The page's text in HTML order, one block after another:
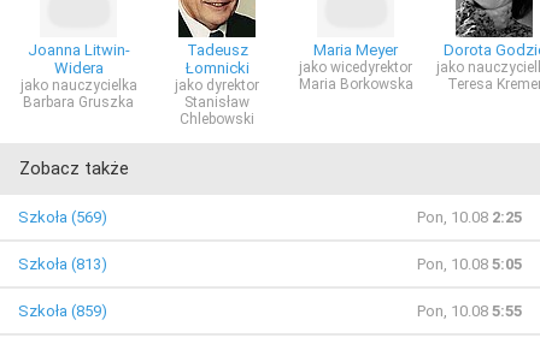
Joanna Litwin-
Widera
jako nauczycielka
Barbara Gruszka
Tadeusz
Łomnicki
jako dyrektor
Stanisław
Chlebowski
Maria Meyer
jako wicedyrektor
Maria Borkowska
Dorota
jako
Teresa
Zobacz także
Szkoła (569) Pon, 10.08 2:25
Szkoła (813) Pon, 10.08 5:05
Szkoła (859) Pon, 10.08 5:55